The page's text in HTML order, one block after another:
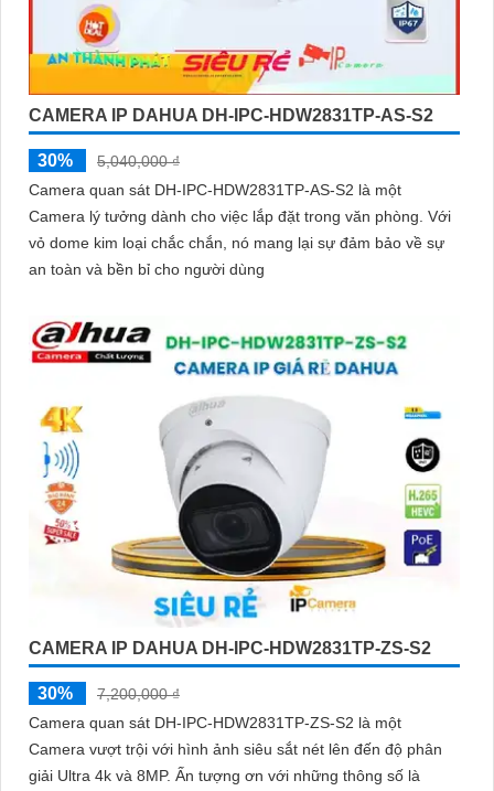
CAMERA IP DAHUA DH-IPC-HDW2831TP-AS-S2
30%
5,040,000 ₫
Camera quan sát DH-IPC-HDW2831TP-AS-S2 là một
Camera lý tưởng dành cho việc lắp đặt trong văn phòng. Với
vỏ dome kim loại chắc chắn, nó mang lại sự đảm bảo về sự
an toàn và bền bỉ cho người dùng
CAMERA IP DAHUA DH-IPC-HDW2831TP-ZS-S2
30%
7,200,000 ₫
Camera quan sát DH-IPC-HDW2831TP-ZS-S2 là một
Camera vượt trội với hình ảnh siêu sắt nét lên đến độ phân
giải Ultra 4k và 8MP. Ấn tượng ơn với những thông số là